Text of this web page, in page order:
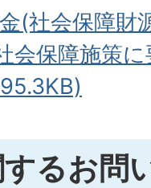
(社会保障財
会保障施策
るお問